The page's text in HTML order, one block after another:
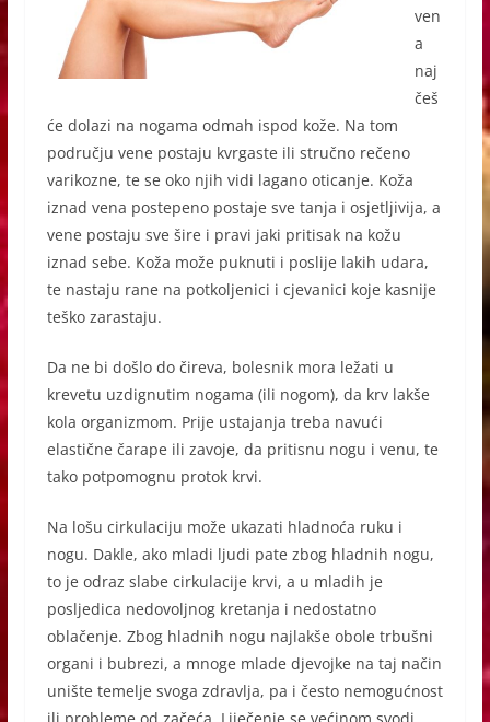
ven
a
naj
češ
će dolazi na nogama odmah ispod kože. Na tom
području vene postaju kvrgaste ili stručno rečeno
varikozne, te se oko njih vidi lagano oticanje. Koža
iznad vena postepeno postaje sve tanja i osjetljivija, a
vene postaju sve šire i pravi jaki pritisak na kožu
iznad sebe. Koža može puknuti i poslije lakih udara,
te nastaju rane na potkoljenici i cjevanici koje kasnije
teško zarastaju.
Da ne bi došlo do čireva, bolesnik mora ležati u
krevetu uzdignutim nogama (ili nogom), da krv lakše
kola organizmom. Prije ustajanja treba navući
elastične čarape ili zavoje, da pritisnu nogu i venu, te
tako potpomognu protok krvi.
Na lošu cirkulaciju može ukazati hladnoća ruku i
nogu. Dakle, ako mladi ljudi pate zbog hladnih nogu,
to je odraz slabe cirkulacije krvi, a u mladih je
posljedica nedovoljnog kretanja i nedostatno
oblačenje. Zbog hladnih nogu najlakše obole trbušni
organi i bubrezi, a mnoge mlade djevojke na taj način
unište temelje svoga zdravlja, pa i često nemogućnost
ili probleme od začeća. Liječenje se većinom svodi